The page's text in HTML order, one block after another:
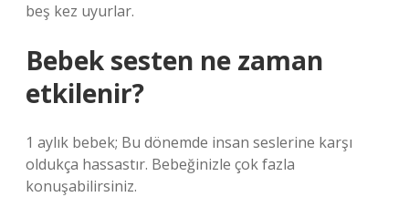
beş kez uyurlar.
Bebek sesten ne zaman
etkilenir?
1 aylık bebek; Bu dönemde insan seslerine karşı
oldukça hassastır. Bebeğinizle çok fazla
konuşabilirsiniz.